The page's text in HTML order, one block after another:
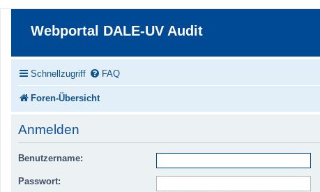
Webportal DALE-UV Audit
Schnellzugriff FAQ
Foren-Übersicht
Anmelden
Benutzername:
Passwort: